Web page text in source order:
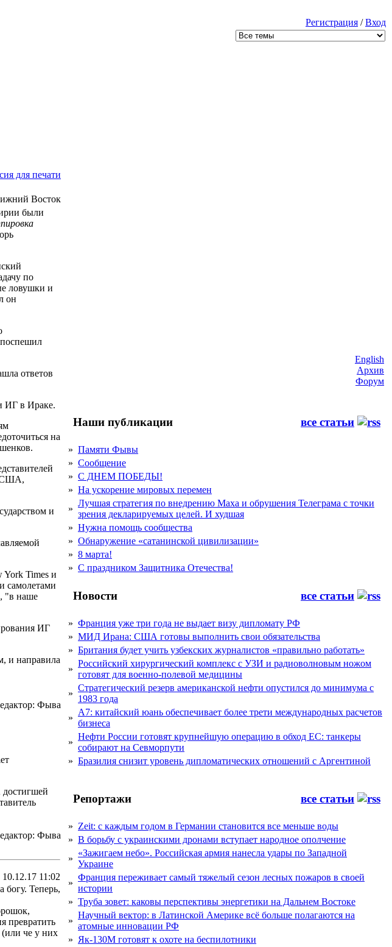
Регистрация /Вход
для печати
Восток
были
по
ловушки и
он
поспешил
ответов
ИГ в Ираке.
на
США,
и
York Times и
самолетами
"в наше
ИГ
и направила
Фыва
Фыва
10.12.17 11:02
Теперь,
превратить
че у них
English
Архив
Форум
Наши публикации все статьи
» Памяти Фывы
» Сообщение
» С ДНЕМ ПОБЕДЫ!
» На ускорение мировых перемен
»
Лучшая стратегия по внедрению Маха и обрушения Телеграма с точки
зрения декларируемых целей. И худшая
» Нужна помощь сообщества
» Обнаружение «сатанинской цивилизации»
» 8 марта!
» С праздником Защитника Отечества!
Новости все статьи
» Франция уже три года не выдает визу дипломату РФ
» МИД Ирана: США готовы выполнить свои обязательства
» Британия будет учить узбекских журналистов «правильно работать»
»
Российский хирургический комплекс с УЗИ и радиоволновым ножом
готовят для военно-полевой медицины
»
Стратегический резерв американской нефти опустился до минимума с
1983 года
»
А7: китайский юань обеспечивает более трети международных расчетов
бизнеса
»
Нефти России готовят крупнейшую операцию в обход ЕС: танкеры
собирают на Севморпути
» Бразилия снизит уровень дипломатических отношений с Аргентиной
Репортажи все статьи
» Zeit: с каждым годом в Германии становится все меньше воды
» В борьбу с украинскими дронами вступает народное ополчение
»
«Зажигаем небо». Российская армия нанесла удары по Западной
Украине
»
Франция переживает самый тяжелый сезон лесных пожаров в своей
истории
» Труба зовет: каковы перспективы энергетики на Дальнем Востоке
»
Научный вектор: в Латинской Америке всё больше полагаются на
атомные инновации РФ
» Як-130М готовят к охоте на беспилотники